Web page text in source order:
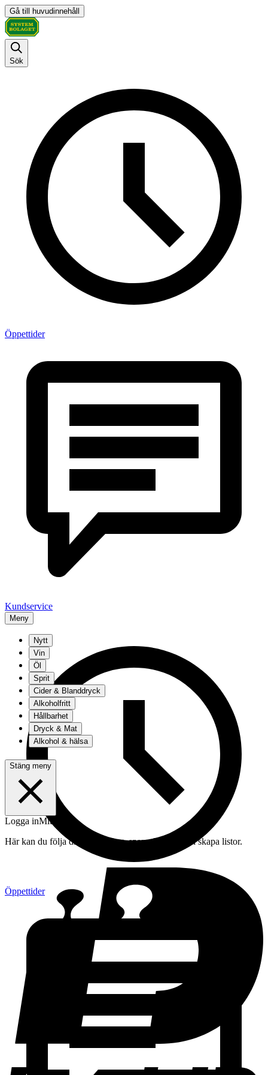
Gå till huvudinnehåll
Sök
Öppettider
Kundservice
Meny
Öppettider
Nytt
Vin
Öl
Sprit
Cider & Blanddryck
Alkoholfritt
Hållbarhet
Dryck & Mat
Alkohol & hälsa
Stäng meny
Logga inMitt konto
Här kan du följa din beställning, spara drycker och skapa listor.